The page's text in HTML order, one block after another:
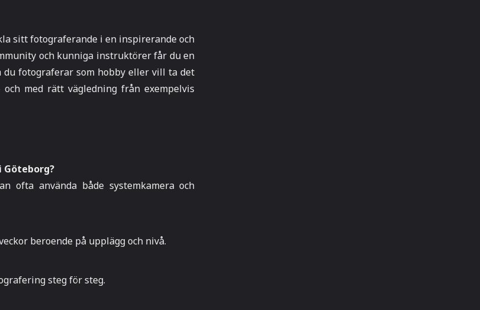
sitt fotograferande i en inspirerande och
och kunniga instruktörer får du en
du fotograferar som hobby eller vill ta det
med rätt vägledning från exempelvis
Göteborg?
ofta använda både systemkamera och
beroende på upplägg och nivå.
steg för steg.